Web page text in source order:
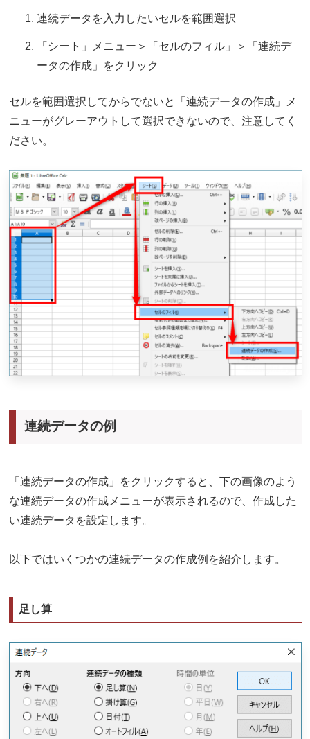
連続データを入力したいセルを範囲選択
「シート」メニュー＞「セルのフィル」＞「連続デ
ータの作成」をクリック
セルを範囲選択してからでないと「連続データの作成」メ
ニューがグレーアウトして選択できないので、注意してく
ださい。
連続データの例
「連続データの作成」をクリックすると、下の画像のよう
な連続データの作成メニューが表示されるので、作成した
い連続データを設定します。
以下ではいくつかの連続データの作成例を紹介します。
足し算